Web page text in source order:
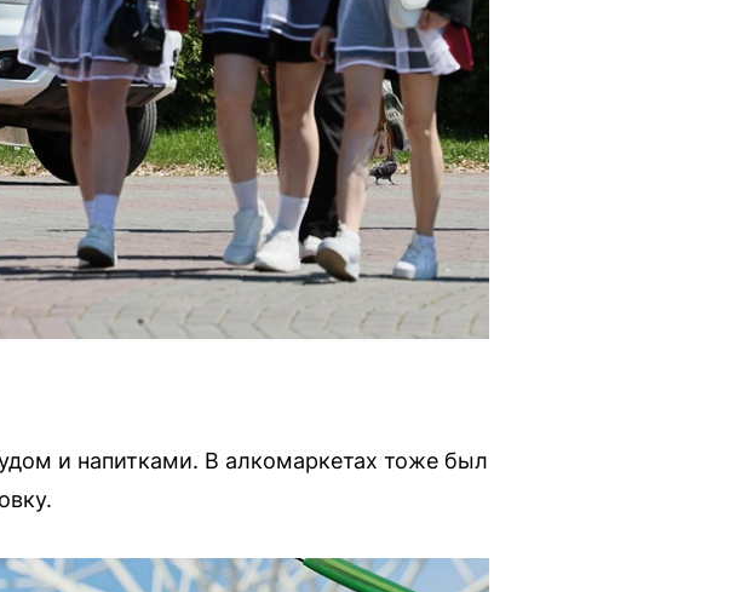
и напитками. В алкомаркетах тоже был